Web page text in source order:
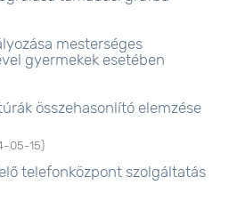
mesterséges
gyermekek esetében
összehasonlító elemzése
05-15)
telefonközpont szolgáltatás